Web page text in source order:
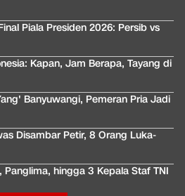
Piala Presiden 2026: Persib vs
Kapan, Jam Berapa, Tayang di
Banyuwangi, Pemeran Pria Jadi
Disambar Petir, 8 Orang Luka-
hingga 3 Kepala Staf TNI